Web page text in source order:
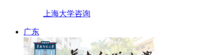
上海大学咨询
广东